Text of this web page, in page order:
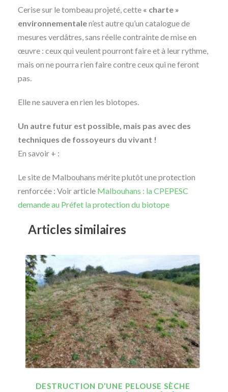
Cerise sur le tombeau projeté, cette « charte »
environnementalen’est autre qu’un catalogue de
mesures verdâtres, sans réelle contrainte de mise en
œuvre : ceux qui veulent pourront faire et à leur rythme,
mais on ne pourra rien faire contre ceux qui ne feront
pas.
Elle ne sauvera en rien les biotopes.
Un autre futur est possible, mais pas avec des
techniques de fossoyeurs du vivant !
En savoir + :
Le site de Malbouhans mérite plutôt une protection
renforcée : Voir article Malbouhans : la CPEPESC
demande au Préfet la protection du biotope
Articles similaires
DESTRUCTION D’UNE PELOUSE SÈCHE